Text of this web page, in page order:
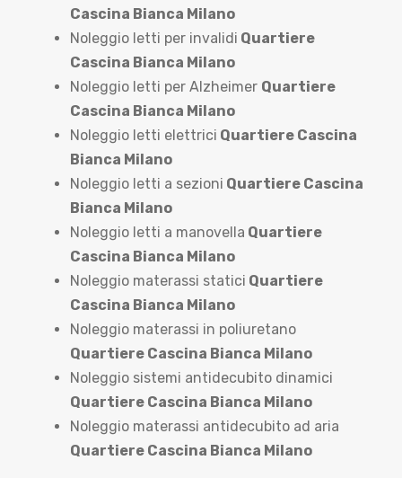
Cascina Bianca Milano
Noleggio letti per invalidi Quartiere
Cascina Bianca Milano
Noleggio letti per Alzheimer Quartiere
Cascina Bianca Milano
Noleggio letti elettrici Quartiere Cascina
Bianca Milano
Noleggio letti a sezioni Quartiere Cascina
Bianca Milano
Noleggio letti a manovella Quartiere
Cascina Bianca Milano
Noleggio materassi statici Quartiere
Cascina Bianca Milano
Noleggio materassi in poliuretano
Quartiere Cascina Bianca Milano
Noleggio sistemi antidecubito dinamici
Quartiere Cascina Bianca Milano
Noleggio materassi antidecubito ad aria
Quartiere Cascina Bianca Milano